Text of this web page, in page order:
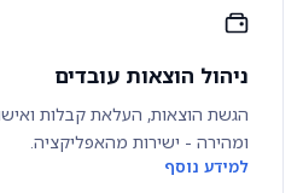
ניהול הוצאות עובדים
הגשת הוצאות, העלאת קבלות
ומהירה - ישירות מהאפליקציה.
למידע נוסף